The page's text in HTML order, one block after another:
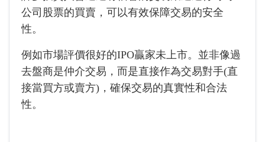
公司股票的買賣，可以有效保障交易的安全
性。
例如市場評價很好的IPO贏家未上市。並非像過
去盤商是仲介交易，而是直接作為交易對手(直
接當買方或賣方)，確保交易的真實性和合法
性。